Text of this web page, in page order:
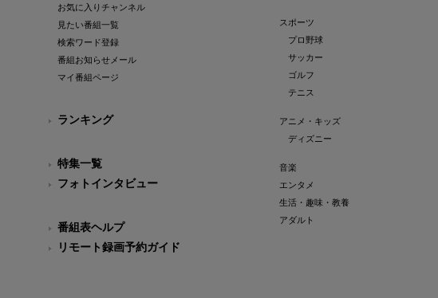
お気に入りチャンネル
見たい番組一覧
検索ワード登録
番組お知らせメール
マイ番組ページ
ランキング
特集一覧
フォトインタビュー
番組表ヘルプ
リモート録画予約ガイド
スポーツ
プロ野球
サッカー
ゴルフ
テニス
アニメ・キッズ
ディズニー
音楽
エンタメ
生活・趣味・教養
アダルト